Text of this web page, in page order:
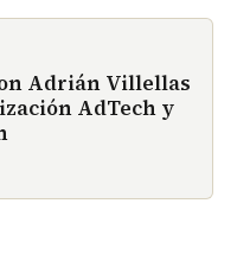
Adrián Villellas
AdTech y